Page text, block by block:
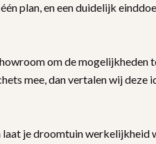
plan, en een duidelijk
om de mogelijkheden
mee, dan vertalen wij deze
je droomtuin werkelijkheid